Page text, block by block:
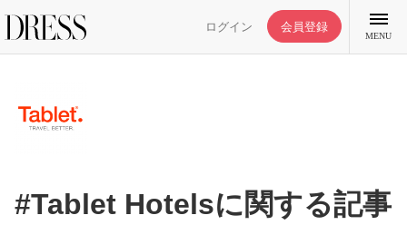
ログイン 会員登録
MENU
#Tablet Hotelsに関する記事